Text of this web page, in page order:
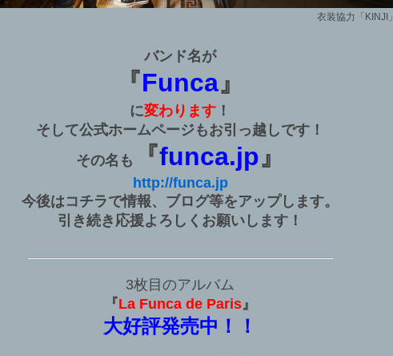
衣装協力「KINJI」
バンド名が
『Funca』
に変わります ！
そして公式ホームページもお引っ越しです！
その名も
『funca.jp』
http://funca.jp
今後はコチラで情報、ブログ等をアップします。
引き続き応援よろしくお願いします！
3枚目のアルバム
『La Funca de Paris 』
大好評発売中！！